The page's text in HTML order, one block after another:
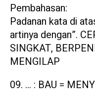
Pembahasan:
Padanan kata di
artinya dengan”.
SINGKAT,
MENGILAP
… : BAU =